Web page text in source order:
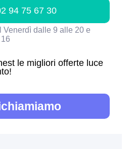
le migliori offerte luce
94 75 67 30
Venerdì dalle 9 alle 20 e